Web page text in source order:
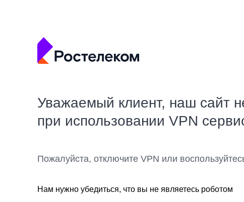
Уважаемый клиент, наш сайт
при использовании VPN
Пожалуйста, отключите VPN или
Нам нужно убедиться, что вы не являетесь роботом